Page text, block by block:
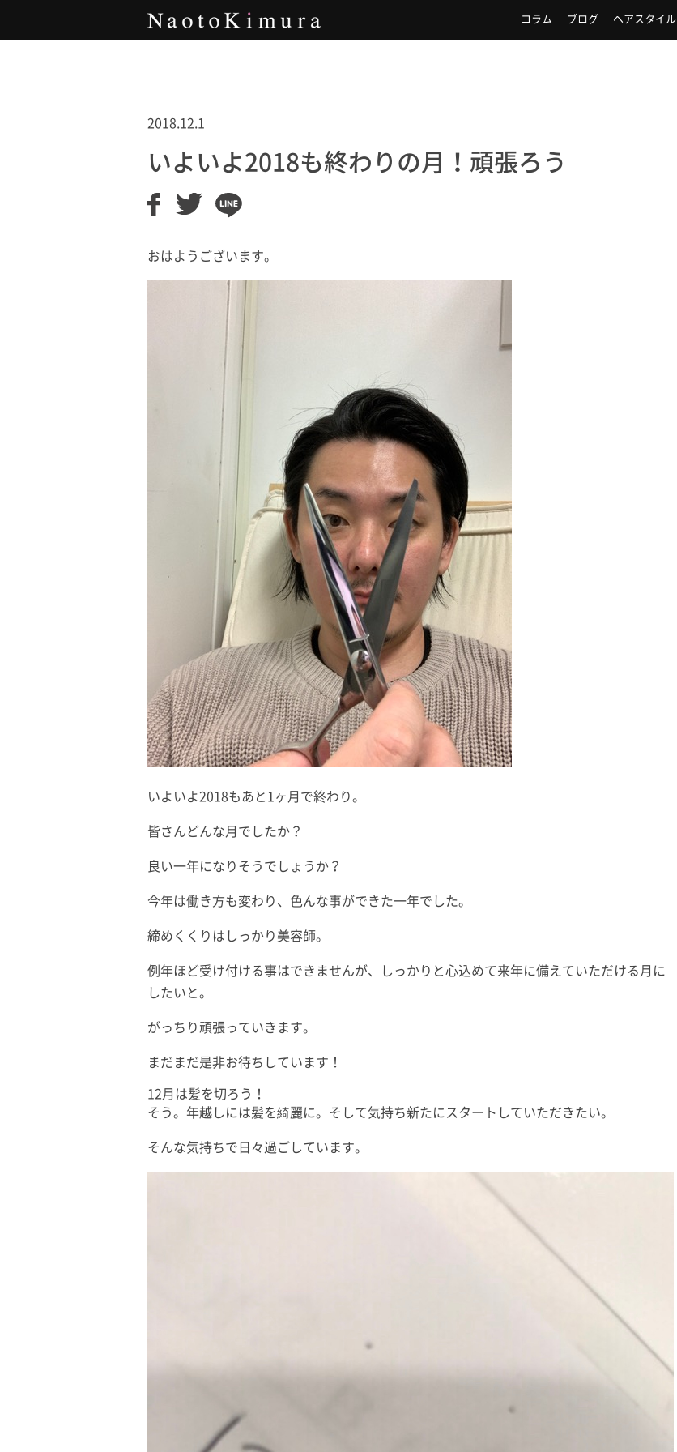
コラム ブログ ヘアスタイル
2018.12.1
いよいよ2018も終わりの月！頑張ろう
おはようございます。
いよいよ2018もあと1ヶ月で終わり。
皆さんどんな月でしたか？
良い一年になりそうでしょうか？
今年は働き方も変わり、色んな事ができた一年でした。
締めくくりはしっかり美容師。
例年ほど受け付ける事はできませんが、しっかりと心込めて来年に備えていただける月に
したいと。
がっちり頑張っていきます。
まだまだ是非お待ちしています！
12月は髪を切ろう！
そう。年越しには髪を綺麗に。そして気持ち新たにスタートしていただきたい。
そんな気持ちで日々過ごしています。